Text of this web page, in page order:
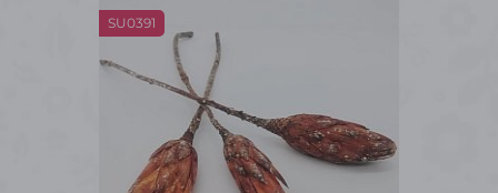
SU0391